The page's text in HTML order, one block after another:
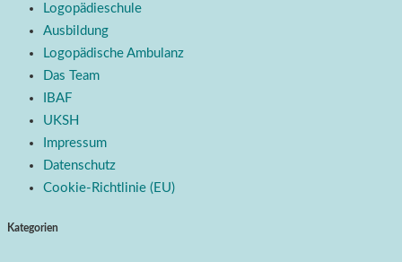
Logopädieschule
Ausbildung
Logopädische Ambulanz
Das Team
IBAF
UKSH
Impressum
Datenschutz
Cookie-Richtlinie (EU)
Kategorien